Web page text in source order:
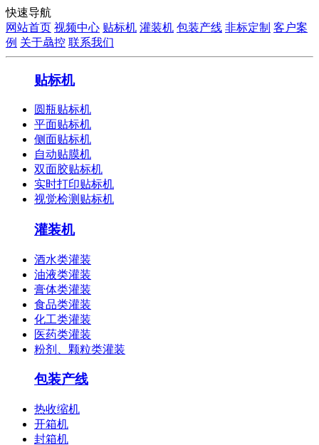
快速导航
网站首页 视频中心 贴标机 灌装机 包装产线 非标定制 客户案
例 关于骉控 联系我们
贴标机
圆瓶贴标机
平面贴标机
侧面贴标机
自动贴膜机
双面胶贴标机
实时打印贴标机
视觉检测贴标机
灌装机
酒水类灌装
油液类灌装
膏体类灌装
食品类灌装
化工类灌装
医药类灌装
粉剂、颗粒类灌装
包装产线
热收缩机
开箱机
封箱机